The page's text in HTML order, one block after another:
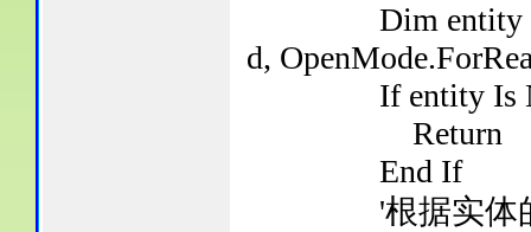
Dim entity As
d,
If entity Is
Return
End If
'根据实体的